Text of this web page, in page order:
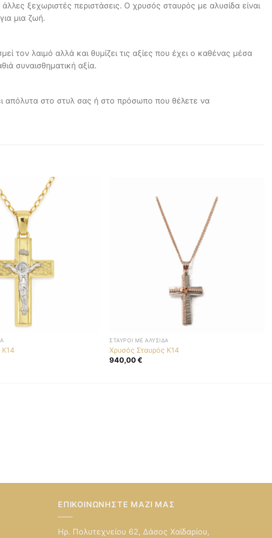
ξεχωριστές περιστάσεις. Ο χρυσός σταυρός με αλυσίδα είναι
μια ζωή.
τον λαιμό αλλά και θυμίζει τις αξίες που έχει ο καθένας μέσα
συναισθηματική αξία.
απόλυτα στο στυλ σας ή στο πρόσωπο που θέλετε να
ΣΤΑΥΡΟΊ ΜΕ ΑΛΥΣΊΔΑ
Χρυσός Σταυρός K14
940,00€
ΕΠΙΚΟΙΝΩΝΉΣΤΕ ΜΑΖΊ ΜΑΣ
Ηρ. Πολυτεχνείου 62, Δάσος Χαϊδαρίου,